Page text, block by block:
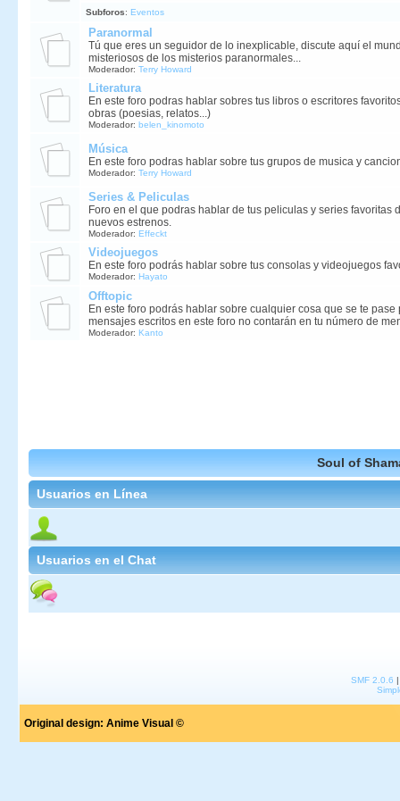
Subforos: Eventos
Paranormal
Tú que eres un seguidor de lo inexplicable, discute aquí el
misteriosos de los misterios paranormales...
Moderador:Terry Howard
Literatura
En este foro podras hablar sobres tus libros o escritores
obras (poesias, relatos...)
Moderador: belen_kinomoto
Música
En este foro podras hablar sobre tus grupos de musica y
Moderador:Terry Howard
Series & Peliculas
Foro en el que podras hablar de tus peliculas y series favoritas
nuevos estrenos.
Moderador: Effeckt
Videojuegos
En este foro podrás hablar sobre tus consolas y videojuegos
Moderador: Hayato
Offtopic
En este foro podrás hablar sobre cualquier cosa que se te pase
mensajes escritos en este foro no contarán en tu número de
Moderador: Kanto
Soul of
Usuarios en Línea
Usuarios en el Chat
SMF 2.0.6
Original design: Anime Visual ©